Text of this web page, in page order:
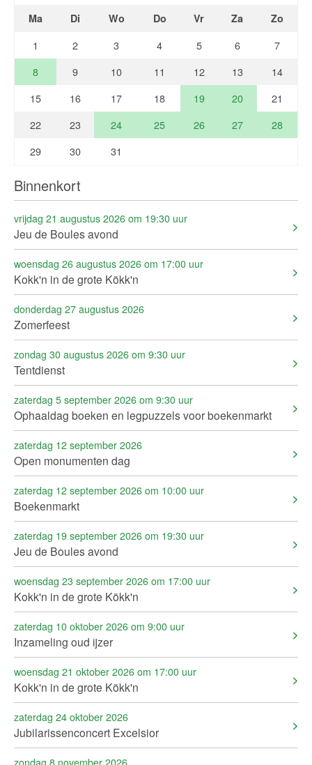
Ma
Di Wo Do Vr Za Zo
1 2 3 4 5 6
7
8
9 10 11 12 13
14
15
16 17 18 19 20
21
22
23 24 25 26 27
28
29
30 31
Binnenkort
vrijdag 21 augustus 2026 om 19:30 uur
Jeu de Boules avond
woensdag 26 augustus 2026 om 17:00 uur
Kokk'n in de grote Kökk'n
donderdag 27 augustus 2026
Zomerfeest
zondag 30 augustus 2026 om 9:30 uur
Tentdienst
zaterdag 5 september 2026 om 9:30 uur
Ophaaldag boeken en legpuzzels voor boekenmarkt
zaterdag 12 september 2026
Open monumenten dag
zaterdag 12 september 2026 om 10:00 uur
Boekenmarkt
zaterdag 19 september 2026 om 19:30 uur
Jeu de Boules avond
woensdag 23 september 2026 om 17:00 uur
Kokk'n in de grote Kökk'n
zaterdag 10 oktober 2026 om 9:00 uur
Inzameling oud ijzer
woensdag 21 oktober 2026 om 17:00 uur
Kokk'n in de grote Kökk'n
zaterdag 24 oktober 2026
Jubilarissenconcert Excelsior
zondag 8 november 2026